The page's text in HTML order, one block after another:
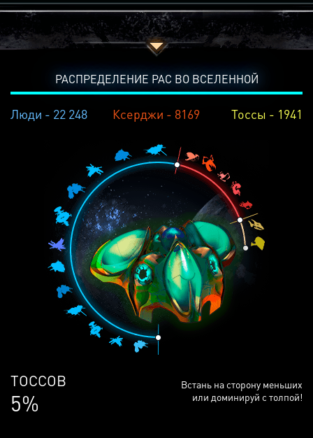
РАСПРЕДЕЛЕНИЕ РАС ВО ВСЕЛЕННОЙ
Люди - 22 248 Ксерджи - 8169 Тоссы - 1941
ЛЮДЕЙ
68%
Встань на сторону меньших
или доминируй с толпой!